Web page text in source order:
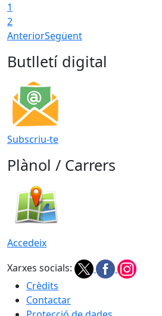
1
2
AnteriorSegüent
Butlletí digital
Subscriu-te
Plànol / Carrers
Accedeix
Xarxes socials:
Crèdits
Contactar